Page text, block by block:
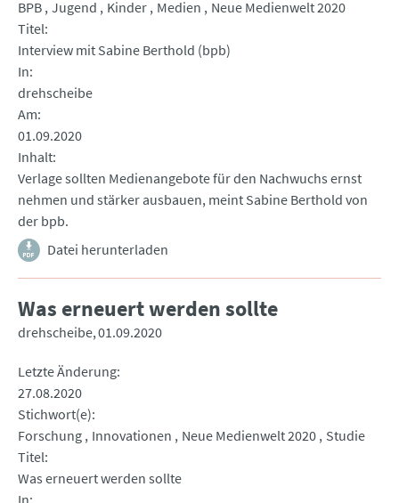
BPB Jugend Kinder Medien
Neue Medienwelt 2020
Titel
Interview mit Sabine Berthold (bpb)
In
drehscheibe
Am
01.09.2020
Inhalt
Verlage sollten Medienangebote für den Nachwuchs ernst
nehmen und stärker ausbauen, meint Sabine Berthold von
der bpb.
Datei herunterladen
Was erneuert werden sollte
drehscheibe 01.09.2020
Letzte Änderung
27.08.2020
Stichwort(e)
Forschung Innovationen Neue Medienwelt 2020 Studie
Titel
Was erneuert werden sollte